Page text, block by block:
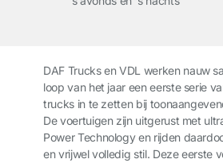
DAF Trucks en VDL werken nauw
loop van het jaar een eerste serie
trucks in te zetten bij
De voertuigen zijn uitgerust met
Power Technology en rijden
en vrijwel volledig stil. Deze eerste